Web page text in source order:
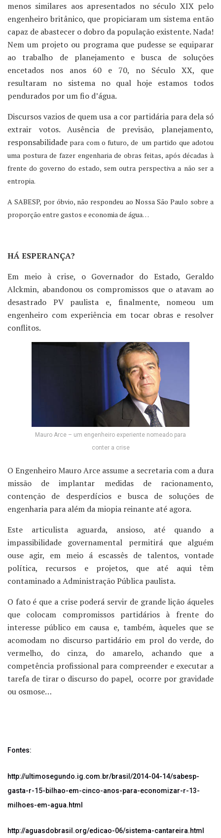
menos similares aos apresentados no século XIX pelo
engenheiro britânico, que propiciaram um sistema então
capaz de abastecer o dobro da população existente. Nada!
Nem um projeto ou programa que pudesse se equiparar
ao trabalho de planejamento e busca de soluções
encetados nos anos 60 e 70, no Século XX, que
resultaram no sistema no qual hoje estamos todos
pendurados por um fio d’água.
Discursos vazios de quem usa a cor partidária para dela só
extrair votos. Ausência de previsão, planejamento,
responsabilidade para com o futuro, de um partido que adotou
uma postura de fazer engenharia de obras feitas, após décadas à
frente do governo do estado, sem outra perspectiva a não ser a
entropia.
A SABESP, por óbvio, não respondeu ao Nossa São Paulo sobre a
proporção entre gastos e economia de água…
HÁ ESPERANÇA?
Em meio à crise, o Governador do Estado, Geraldo
Alckmin, abandonou os compromissos que o atavam ao
desastrado PV paulista e, finalmente, nomeou um
engenheiro com experiência em tocar obras e resolver
conflitos.
Mauro Arce – um engenheiro experiente nomeado para
conter a crise
O Engenheiro Mauro Arce assume a secretaria com a dura
missão de implantar medidas de racionamento,
contenção de desperdícios e busca de soluções de
engenharia para além da miopia reinante até agora.
Este articulista aguarda, ansioso, até quando a
impassibilidade governamental permitirá que alguém
ouse agir, em meio á escassês de talentos, vontade
política, recursos e projetos, que até aqui têm
contaminado a Administração Pública paulista.
O fato é que a crise poderá servir de grande lição áqueles
que colocam compromissos partidários à frente do
interesse público em causa e, também, àqueles que se
acomodam no discurso partidário em prol do verde, do
vermelho, do cinza, do amarelo, achando que a
competência profissional para compreender e executar a
tarefa de tirar o discurso do papel, ocorre por gravidade
ou osmose…
Fontes:
http://ultimosegundo.ig.com.br/brasil/2014-04-14/sabesp-
gasta-r-15-bilhao-em-cinco-anos-para-economizar-r-13-
milhoes-em-agua.html
http://aguasdobrasil.org/edicao-06/sistema-cantareira.html